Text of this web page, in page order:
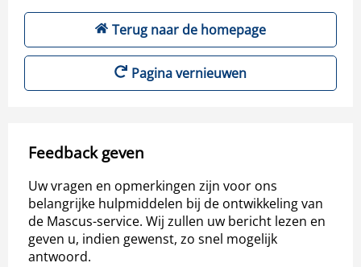
Terug naar de homepage
Pagina vernieuwen
Feedback geven
Uw vragen en opmerkingen zijn voor ons
belangrijke hulpmiddelen bij de ontwikkeling van
de Mascus-service. Wij zullen uw bericht lezen en
geven u, indien gewenst, zo snel mogelijk
antwoord.